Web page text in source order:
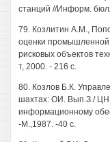
станций //Информ.
79. Козлитин A.M.,
оценки промышленной
рисковых объектов
т, 2000. - 216 с.
80. Козлов Б.К.
шахтах: ОИ. Вып.З./
информационному
-М.,1987. -40 с.